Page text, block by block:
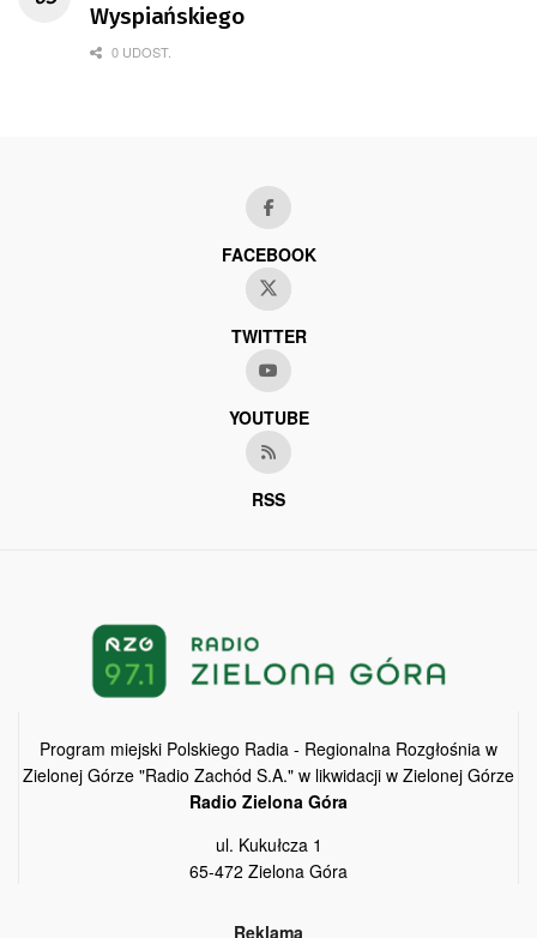
Wyspiańskiego
0 UDOST.
FACEBOOK
TWITTER
YOUTUBE
RSS
Program miejski Polskiego Radia - Regionalna Rozgłośnia w
Zielonej Górze "Radio Zachód S.A." w likwidacji w Zielonej Górze
Radio Zielona Góra
ul. Kukułcza 1
65-472 Zielona Góra
Reklama